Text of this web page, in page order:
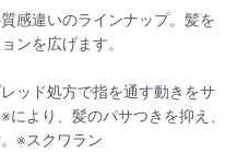
感違いのラインナップ。髪を
ンを広げます。
ッド処方で指を通す動きをサ
より、髪のパサつきを抑え、
※スクワラン